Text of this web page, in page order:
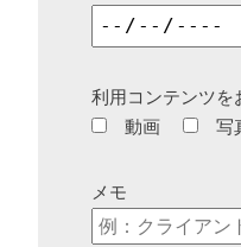
利用コンテンツを
動画
写
メモ